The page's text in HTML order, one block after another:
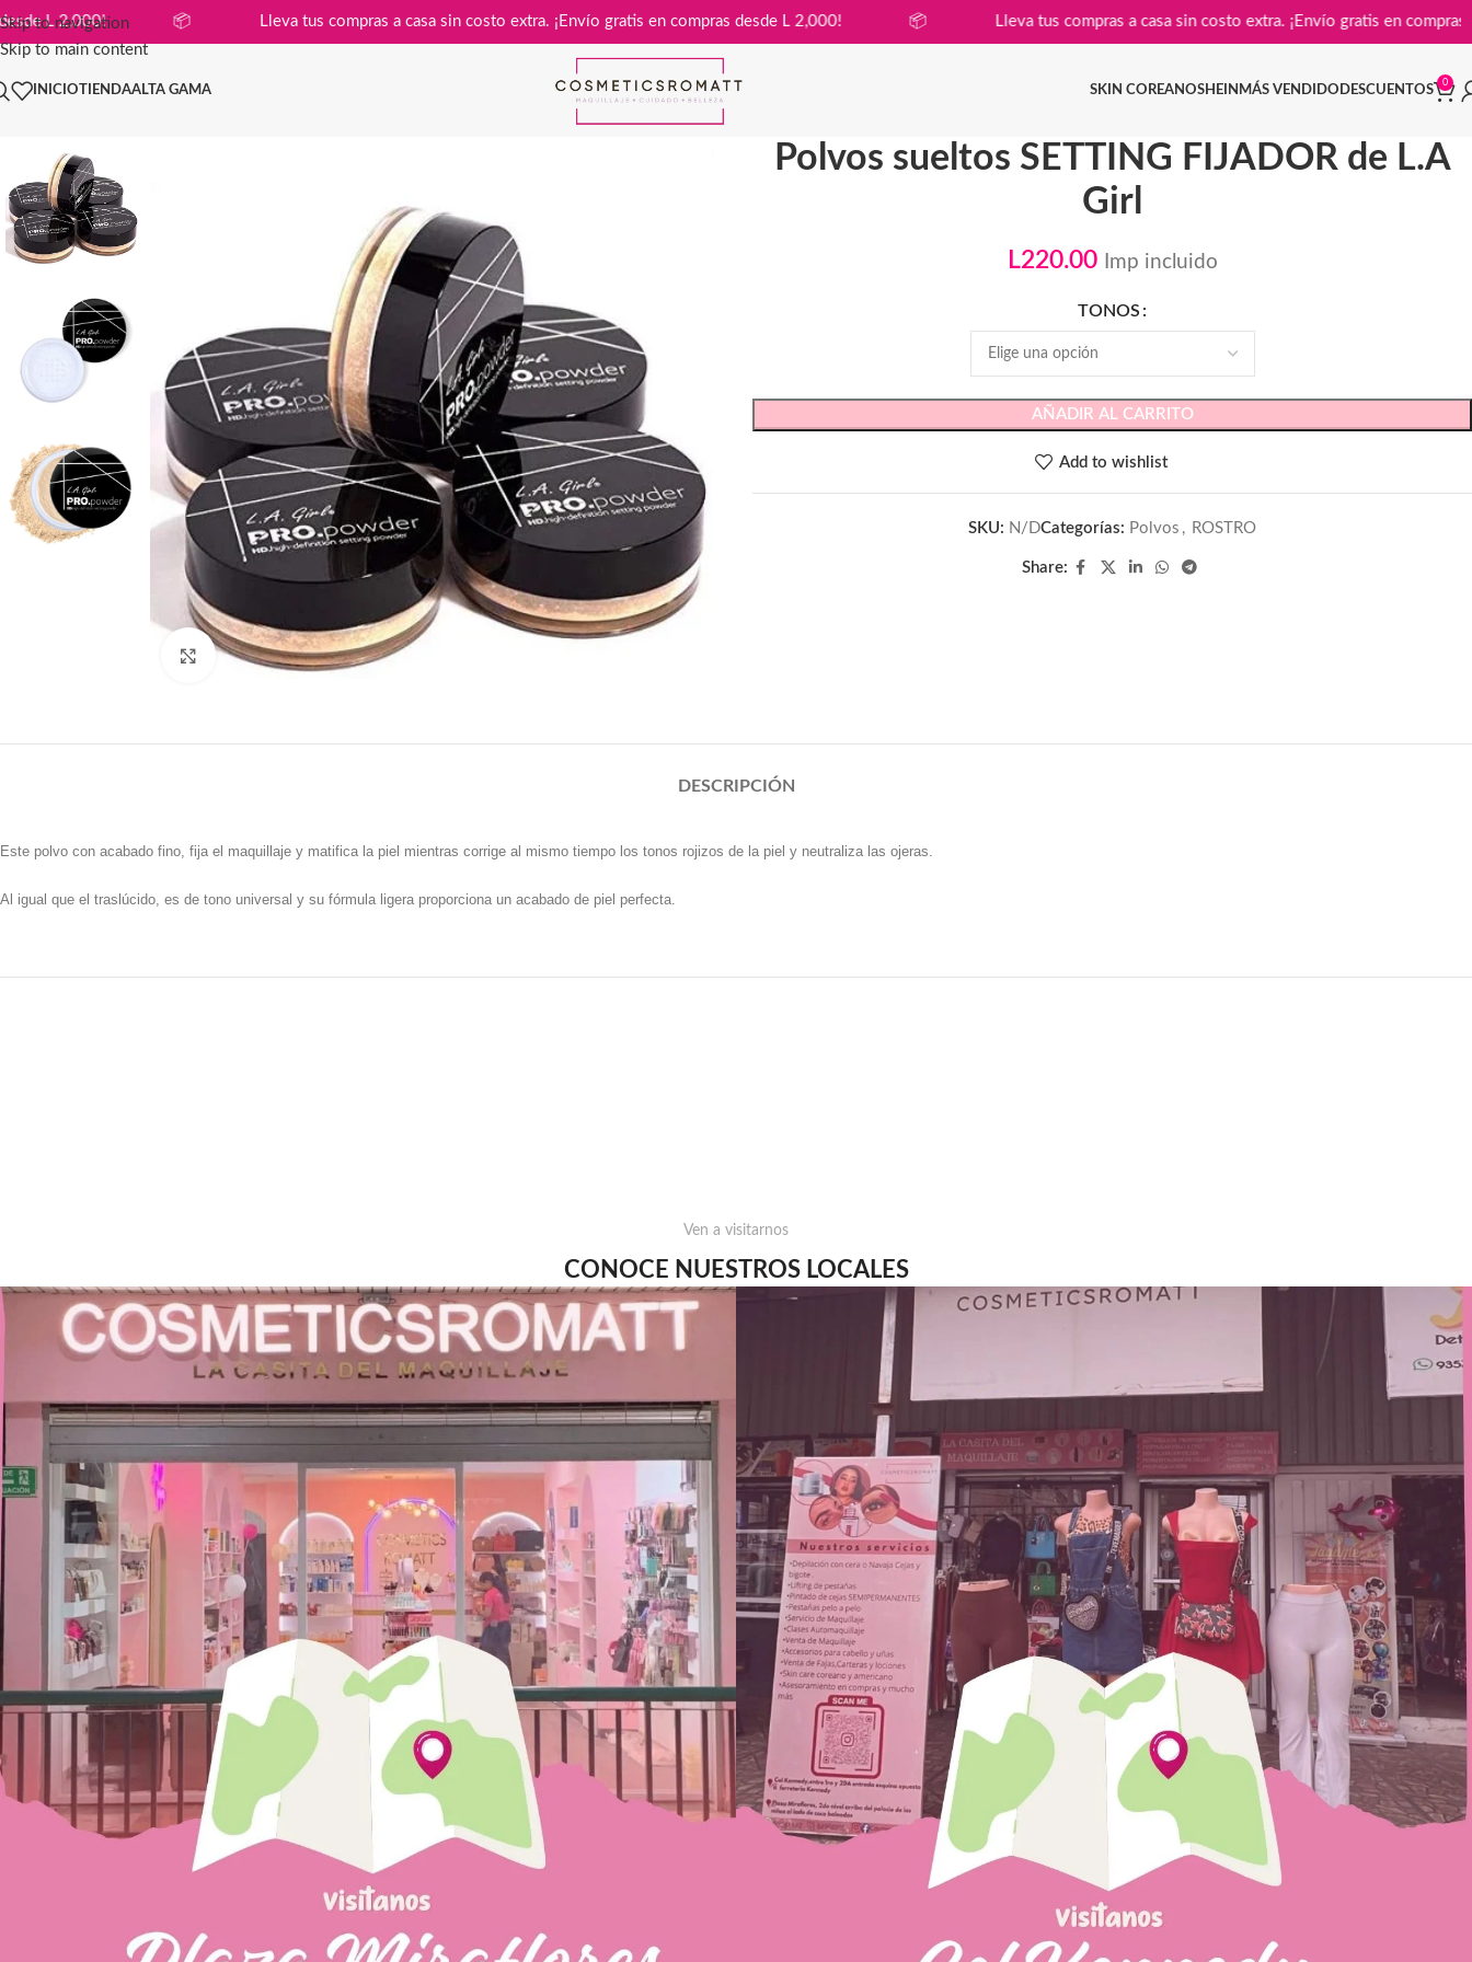
Skip to navigation
Skip to main content
desde L 2,000! Lleva tus compras a casa sin costo extra. ¡Envío gratis en compras desde L 2,000! Lleva tus compras a casa sin costo extra. ¡Envío gratis en
INICIOTIENDAALTA GAMA SKIN COREANOSHEIN MÁS VENDIDO DESCUENTOS
0
Click to enlarge
Polvos sueltos SETTING FIJADOR de L.A
Girl
L220.00 Imp incluido
TONOS
AÑADIR AL CARRITO
Add to wishlist
SKU: N/DCategorías: Polvos , ROSTRO
Share:
DESCRIPCIÓN
Este polvo con acabado fino, fija el maquillaje y matifica la piel mientras corrige al mismo tiempo los tonos rojizos de la piel y neutraliza las ojeras.
Al igual que el traslúcido, es de tono universal y su fórmula ligera proporciona un acabado de piel perfecta.
Ven a visitarnos
CONOCE NUESTROS LOCALES